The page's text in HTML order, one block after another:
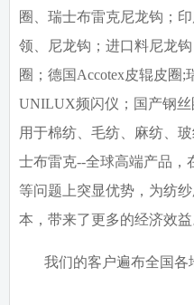
圈、瑞士布雷克尼龙钩；
领、尼龙钩；进口料尼龙
圈；德国 Accotex皮辊皮圈;
UNILUX频闪仪；国产钢
用于棉纺、毛纺、麻纺、
士布雷克--全球高端产品，
等问题上突显优势，为纺
本，带来了更多的经济效益
我们的客户遍布全国各